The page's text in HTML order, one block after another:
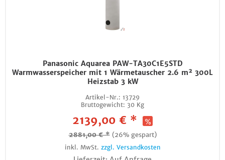
Panasonic Aquarea PAW-TA30C1E5STD
Warmwasserspeicher mit 1 Wärmetauscher 2.6 m² 300L
Heizstab 3 kW
Artikel-Nr.: 13729
Bruttogewicht: 30 Kg
2139,00 € *
2881,00 € * (26% gespart)
inkl. MwSt. zzgl. Versandkosten